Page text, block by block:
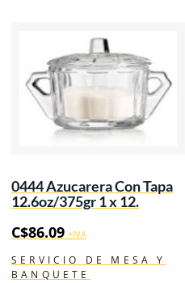
0444 Azucarera Con Tapa
12.6oz/375gr 1 x 12.
C$86.09 +IVA
SERVICIO DE MESA Y
BANQUETE